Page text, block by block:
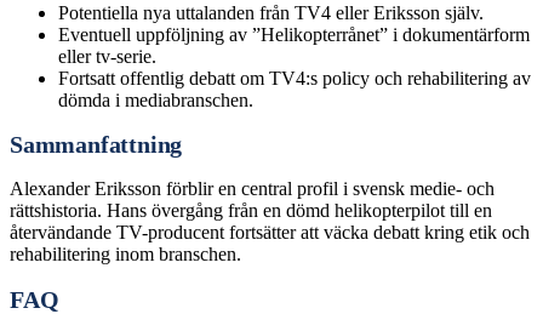
Potentiella nya uttalanden från TV4 eller Eriksson själv.
Eventuell uppföljning av ”Helikopterrånet” i dokumentärform
eller tv-serie.
Fortsatt offentlig debatt om TV4:s policy och rehabilitering av
dömda i mediabranschen.
Sammanfattning
Alexander Eriksson förblir en central profil i svensk medie- och
rättshistoria. Hans övergång från en dömd helikopterpilot till en
återvändande TV-producent fortsätter att väcka debatt kring etik och
rehabilitering inom branschen.
FAQ